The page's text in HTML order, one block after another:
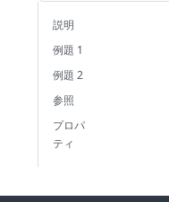
説明
例題 1
例題 2
参照
プロパ
ティ